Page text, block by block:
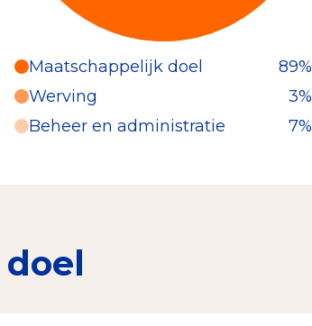
Maatschappelijk doel
89%
Werving
3%
Beheer en administratie
7%